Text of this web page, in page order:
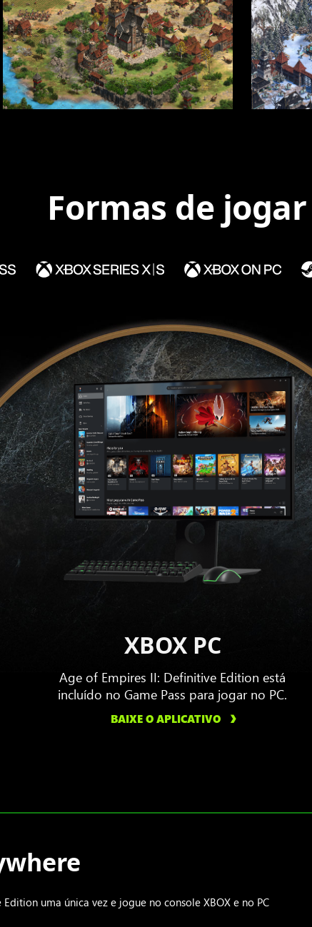
Formas de jogar
XBOX PC
Age of Empires II: Definitive Edition está
incluído no Game Pass para jogar no PC.
BAIXE O APLICATIVO
uma única vez e jogue no console XBOX e no PC